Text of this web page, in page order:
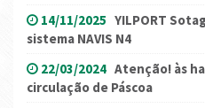
14/11/2025 YILPORT
sistema NAVIS N4
22/03/2024 Atenção! às
circulação de Páscoa